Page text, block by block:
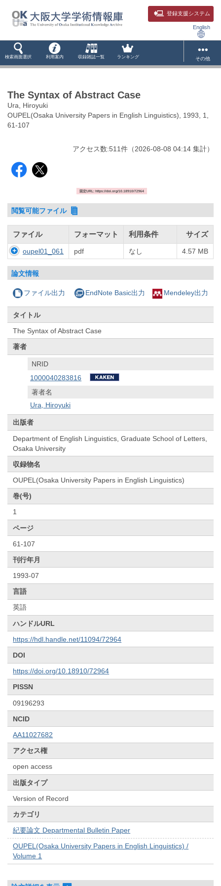
登録支援システム
English
検索画面選択 利用案内 収録雑誌一覧 ランキング その他
The Syntax of Abstract Case
Ura, Hiroyuki
OUPEL(Osaka University Papers in English Linguistics), 1993, 1,
61-107
アクセス数:511件 （2026-08-08 04:14 集計）
固定URL: https://doi.org/10.18910/72964
閲覧可能ファイル
ファイル フォーマット 利用条件 サイズ
oupel01_061 pdf なし 4.57 MB
論文情報
ファイル出力 EndNote Basic出力 Mendeley出力
タイトル
The Syntax of Abstract Case
著者
NRID
1000040283816
著者名
Ura, Hiroyuki
出版者
Department of English Linguistics, Graduate School of Letters,
Osaka University
収録物名
OUPEL(Osaka University Papers in English Linguistics)
巻(号)
1
ページ
61-107
刊行年月
1993-07
言語
英語
ハンドルURL
https://hdl.handle.net/11094/72964
DOI
https://doi.org/10.18910/72964
PISSN
09196293
NCID
AA11027682
アクセス権
open access
出版タイプ
Version of Record
カテゴリ
紀要論文 Departmental Bulletin Paper
OUPEL(Osaka University Papers in English Linguistics) /
Volume 1